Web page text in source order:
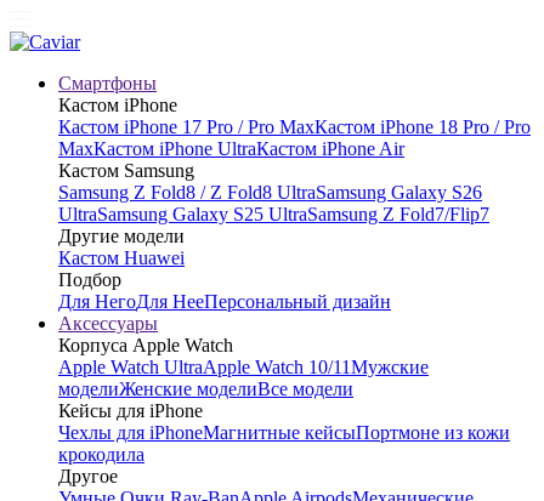
Смартфоны
Кастом iPhone
Кастом iPhone 17 Pro / Pro MaxКастом iPhone 18 Pro / Pro
MaxКастом iPhone UltraКастом iPhone Air
Кастом Samsung
Samsung Z Fold8 / Z Fold8 UltraSamsung Galaxy S26
UltraSamsung Galaxy S25 UltraSamsung Z Fold7/Flip7
Другие модели
Кастом Huawei
Подбор
Для НегоДля НееПерсональный дизайн
Аксессуары
Корпуса Apple Watch
Apple Watch UltraApple Watch 10/11Мужские
моделиЖенские моделиВсе модели
Кейсы для iPhone
Чехлы для iPhoneМагнитные кейсыПортмоне из кожи
крокодила
Другое